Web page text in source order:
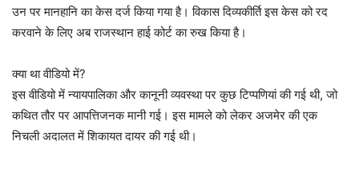
उन पर मानहानि का केस दर्ज किया गया है। विकास दिव्यकीर्ति इस केस को रद
करवाने के लिए अब राजस्थान हाई कोर्ट का रुख किया है।
क्या था वीडियो में?
इस वीडियो में न्यायपालिका और कानूनी व्यवस्था पर कुछ टिप्पणियां की गई थी, जो
कथित तौर पर आपत्तिजनक मानी गई। इस मामले को लेकर अजमेर की एक
निचली अदालत में शिकायत दायर की गई थी।